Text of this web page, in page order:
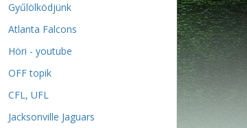
Gyűlölködjünk
Atlanta Falcons
Höri - youtube
OFF topik
CFL, UFL
Jacksonville Jaguars